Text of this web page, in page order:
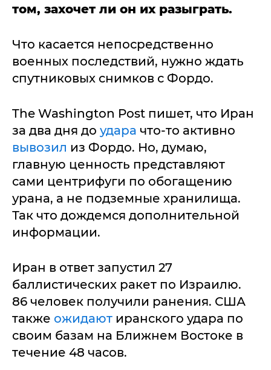
том, захочет ли он их разыграть.
Что касается непосредственно
военных последствий, нужно ждать
спутниковых снимков с Фордо.
The Washington Post пишет, что Иран
за два дня до удара что-то активно
вывозил из Фордо. Но, думаю,
главную ценность представляют
сами центрифуги по обогащению
урана, а не подземные хранилища.
Так что дождемся дополнительной
информации.
Иран в ответ запустил 27
баллистических ракет по Израилю.
86 человек получили ранения. США
также ожидают иранского удара по
своим базам на Ближнем Востоке в
течение 48 часов.